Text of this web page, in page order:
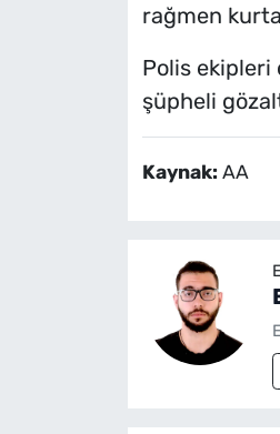
rağmen
Polis ekipleri
şüpheli
Kaynak: AA